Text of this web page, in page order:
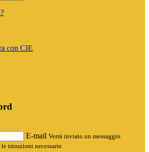
con CIE
E-mail Verrà inviato un messaggio
istruzioni necessarie.